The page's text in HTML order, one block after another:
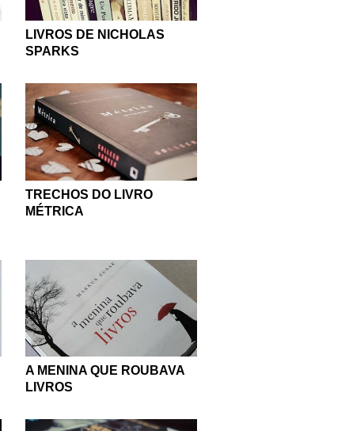
LIVROS DE NICHOLAS
SPARKS
TRECHOS DO LIVRO
MÉTRICA
A MENINA QUE ROUBAVA
LIVROS